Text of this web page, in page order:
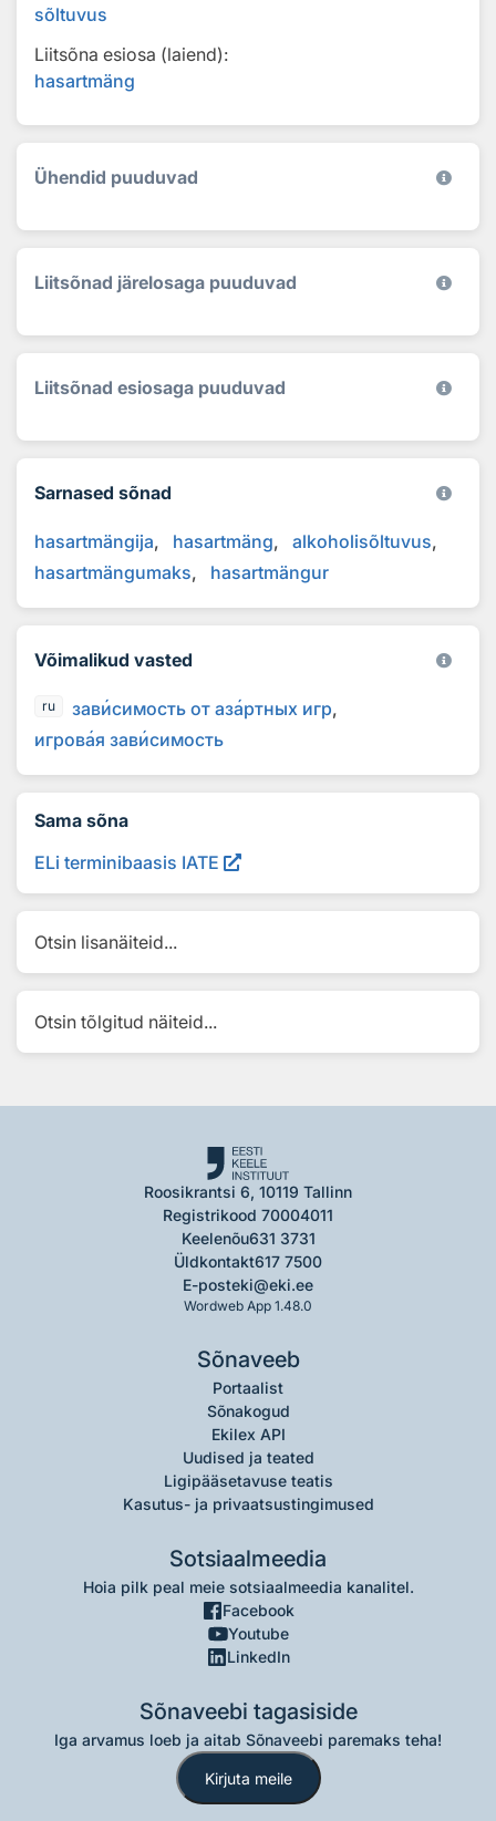
sõltuvus
Liitsõna esiosa (laiend):
hasartmäng
Ühendid puuduvad
Liitsõnad järelosaga puuduvad
Liitsõnad esiosaga puuduvad
Sarnased sõnad
hasartmängija hasartmäng
alkoholisõltuvus
hasartmängumaks
hasartmängur
Võimalikud vasted
ru зависимость от азартных игр
игровая зависимость
Sama sõna
ELi terminibaasis IATE
Otsin lisanäiteid...
Otsin tõlgitud näiteid...
Roosikrantsi 6, 10119 Tallinn
Registrikood 70004011
Keelenõu631 3731
Üldkontakt617 7500
E-posteki@eki.ee
Wordweb App 1.48.0
Sõnaveeb
Portaalist
Sõnakogud
Ekilex API
Uudised ja teated
Ligipääsetavuse teatis
Kasutus- ja privaatsustingimused
Sotsiaalmeedia
Hoia pilk peal meie sotsiaalmeedia kanalitel.
Facebook
Youtube
LinkedIn
Sõnaveebi tagasiside
Iga arvamus loeb ja aitab Sõnaveebi paremaks teha!
Kirjuta meile